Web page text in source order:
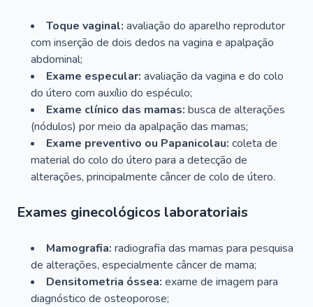
Toque vaginal: avaliação do aparelho reprodutor
com inserção de dois dedos na vagina e apalpação
abdominal;
Exame especular: avaliação da vagina e do colo
do útero com auxílio do espéculo;
Exame clínico das mamas: busca de alterações
(nódulos) por meio da apalpação das mamas;
Exame preventivo ou Papanicolau: coleta de
material do colo do útero para a detecção de
alterações, principalmente câncer de colo de útero.
Exames ginecológicos laboratoriais
Mamografia: radiografia das mamas para pesquisa
de alterações, especialmente câncer de mama;
Densitometria óssea: exame de imagem para
diagnóstico de osteoporose;